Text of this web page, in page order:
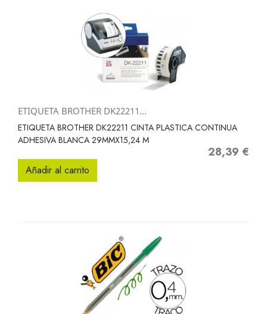
ETIQUETA BROTHER DK22211...
ETIQUETA BROTHER DK22211 CINTA PLASTICA CONTINUA
ADHESIVA BLANCA 29MMX15,24 M
Precio
28,39 €
Añadir al carrito